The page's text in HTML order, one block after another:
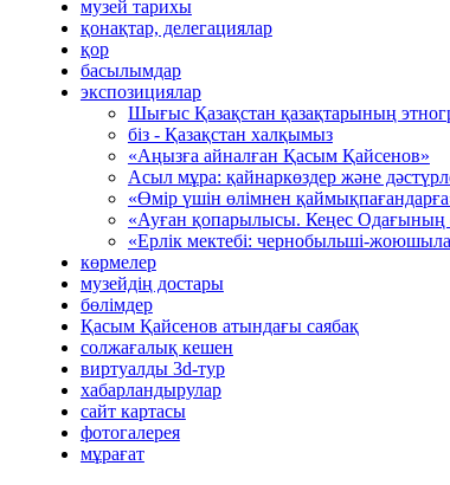
музей тарихы
қонақтар, делегациялар
қор
басылымдар
экспозициялар
Шығыс Қазақстан қазақтарының
біз - Қазақстан халқымыз
«Аңызға айналған Қасым Қайсенов»
Асыл мұра: қайнаркөздер және
«Өмір үшін өлімнен
«Ауған қопарылысы. Кеңес Одағының
«Ерлік мектебі: чернобыльші-
көрмелер
музейдің достары
бөлімдер
Қасым Қайсенов атындағы саябақ
солжағалық кешен
виртуалды 3d-тур
xабарландырулар
сайт картасы
фотогалерея
мұрағат